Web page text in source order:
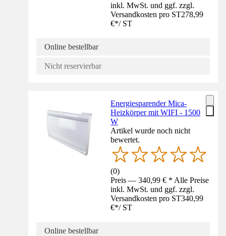
inkl. MwSt. und ggf. zzgl.
Versandkosten pro ST278,99
€*/ ST
Online bestellbar
Nicht reservierbar
Energiesparender Mica-
Heizkörper mit WIFI - 1500
W
Artikel wurde noch nicht
bewertet.
(0)
Preis — 340,99 € * Alle Preise
inkl. MwSt. und ggf. zzgl.
Versandkosten pro ST340,99
€*/ ST
Online bestellbar